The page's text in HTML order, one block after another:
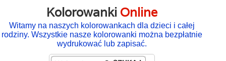
Kolorowanki Online
Witamy na naszych kolorowankach dla dzieci i całej
rodziny. Wszystkie nasze kolorowanki można bezpłatnie
wydrukować lub zapisać.